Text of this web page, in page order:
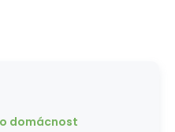
domácnost